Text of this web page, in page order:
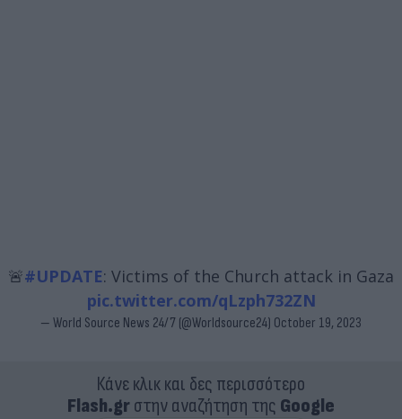
🚨#UPDATE: Victims of the Church attack in Gaza
pic.twitter.com/qLzph732ZN
— World Source News 24/7 (@Worldsource24) October 19, 2023
Κάνε κλικ και δες περισσότερο
Flash.grστην αναζήτηση της Google